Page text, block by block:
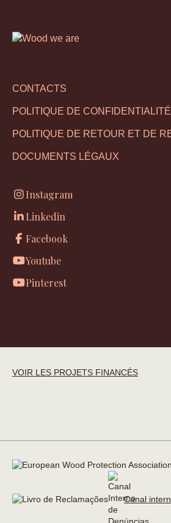
CONTACTS
POLITIQUE DE
POLITIQUE DE RETOUR ET DE
DOCUMENTS LÉGAUX
Instagram
Linkedin
Facebook
Youtube
Pinterest
VOIR LES PROJETS FINANCÉS
Canal